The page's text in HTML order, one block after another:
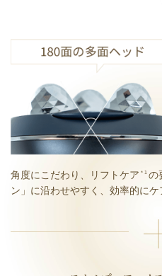
角度にこだわり、リフトケア ＊1 の
ン」に沿わせやすく、効率的にケ